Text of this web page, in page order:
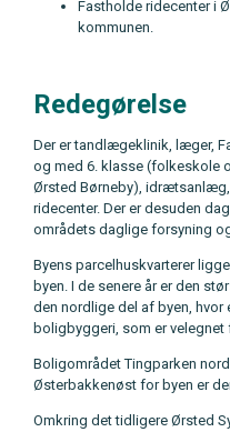
Fastholde ridecenter i
kommunen.
Redegørelse
Der er tandlægeklinik, læger,
og med 6. klasse (folkeskole
Ørsted Børneby),
ridecenter. Der er desuden
områdets daglige forsyning
Byens parcelhuskvarterer
byen. I de senere år er den
den nordlige del af byen,
boligbyggeri, som er
Boligområdet Tingparken
Østerbakkenøst for byen er
Omkring det tidligere Ørsted